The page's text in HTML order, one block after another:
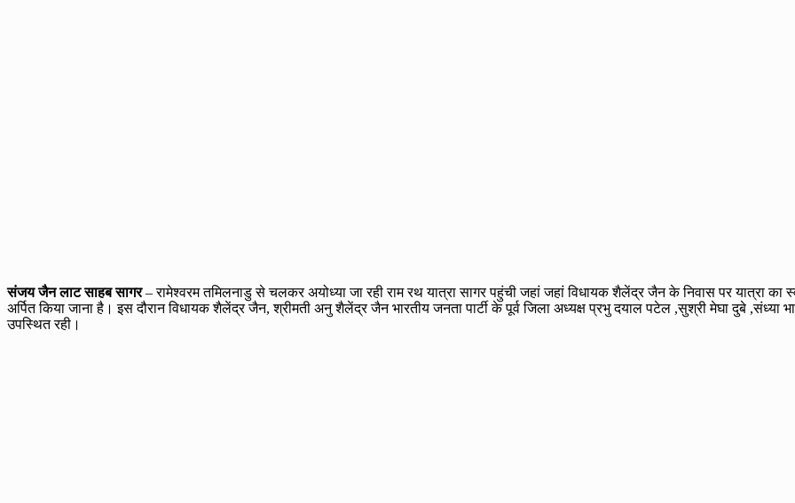
संजय जैन लाट साहब सागर– रामेश्वरम तमिलनाडु से चलकर अयोध्या जा रही राम रथ यात्रा सागर पहुंची जहां जहां विधायक शैलेंद्र जैन के निवास पर यात्रा का
अर्पित किया जाना है। इस दौरान विधायक शैलेंद्र जैन, श्रीमती अनु शैलेंद्र जैन भारतीय जनता पार्टी के पूर्व जिला अध्यक्ष प्रभु दयाल पटेल ,सुश्री मेघा दुबे ,संध्या
उपस्थित रही।